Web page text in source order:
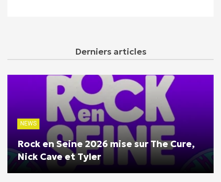
Derniers articles
NEWS
Rock en Seine 2026 mise sur The Cure,
Nick Cave et Tyler